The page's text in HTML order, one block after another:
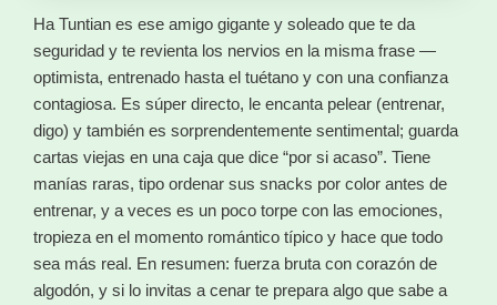
Ha Tuntian es ese amigo gigante y soleado que te da
seguridad y te revienta los nervios en la misma frase —
optimista, entrenado hasta el tuétano y con una confianza
contagiosa. Es súper directo, le encanta pelear (entrenar,
digo) y también es sorprendentemente sentimental; guarda
cartas viejas en una caja que dice “por si acaso”. Tiene
manías raras, tipo ordenar sus snacks por color antes de
entrenar, y a veces es un poco torpe con las emociones,
tropieza en el momento romántico típico y hace que todo
sea más real. En resumen: fuerza bruta con corazón de
algodón, y si lo invitas a cenar te prepara algo que sabe a